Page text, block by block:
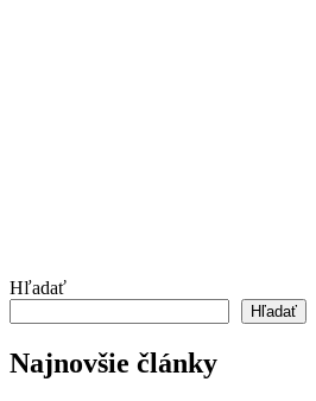
Hľadať
Hľadať
Najnovšie články